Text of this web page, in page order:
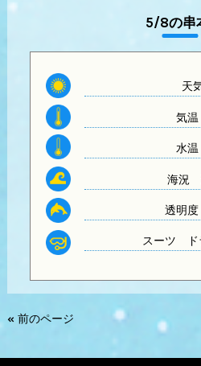
5/8の串
天
気温
水温
海況
透明度
スーツ ド
« 前のページ